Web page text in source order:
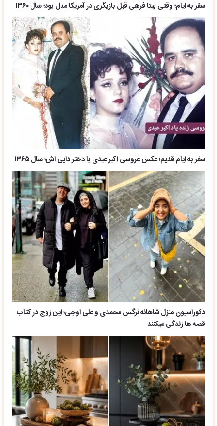
سفر به ایام؛ وقتی بیتا فرهی قبل بازیگری در آمریکا مدل بود؛ سال ۱۳۶۰
سفر به ایام قدیم؛ عکس عروسی اکبر عبدی با دختر دایی اش؛ سال ۱۳۶۵
دکوراسیون منزل شاهانه نرگس محمدی و علی اوجی؛ این زوج در کتاب
قصه ها زندگی میکنند